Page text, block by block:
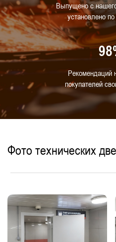
Выпущено с
установлено
Рекомендаций
покупателей
Фото технических